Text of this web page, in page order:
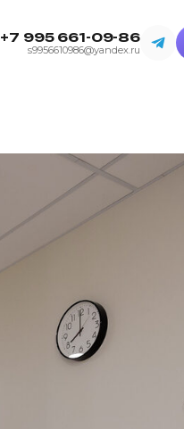
+7 995 661-09-86
s9956610986@yandex.ru